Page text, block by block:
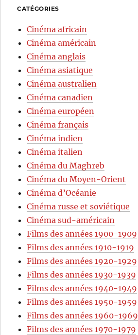
CATÉGORIES
Cinéma africain
Cinéma américain
Cinéma anglais
Cinéma asiatique
Cinéma australien
Cinéma canadien
Cinéma européen
Cinéma français
Cinéma indien
Cinéma italien
Cinéma du Maghreb
Cinéma du Moyen-Orient
Cinéma d’Océanie
Cinéma russe et soviétique
Cinéma sud-américain
Films des années 1900-1909
Films des années 1910-1919
Films des années 1920-1929
Films des années 1930-1939
Films des années 1940-1949
Films des années 1950-1959
Films des années 1960-1969
Films des années 1970-1979